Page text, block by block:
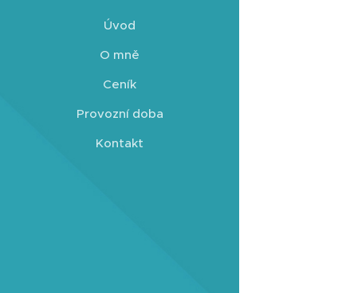
Úvod
O mně
Ceník
Provozní doba
Kontakt